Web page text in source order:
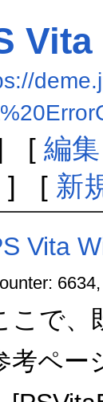
[ 編集
] [ 新
Vita
こで、
考ペー